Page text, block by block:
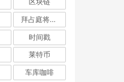
拜占庭将军问题
时间戳
莱特币
车库咖啡